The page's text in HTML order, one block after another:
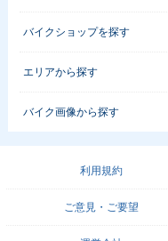
バイクショップを探す
エリアから探す
バイク画像から探す
利用規約
ご意見・ご要望